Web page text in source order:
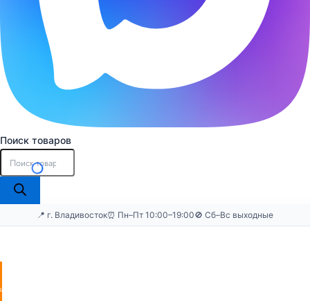
Поиск товаров
📍 г. Владивосток⏰ Пн–Пт 10:00–19:00🚫 Сб–Вс выходные
заявку